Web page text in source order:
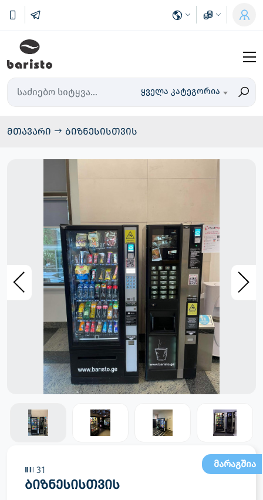
ყველა კატეგორია
მთავარი ბიზნესისთვის
31
მარაგშია
ბიზნესისთვის